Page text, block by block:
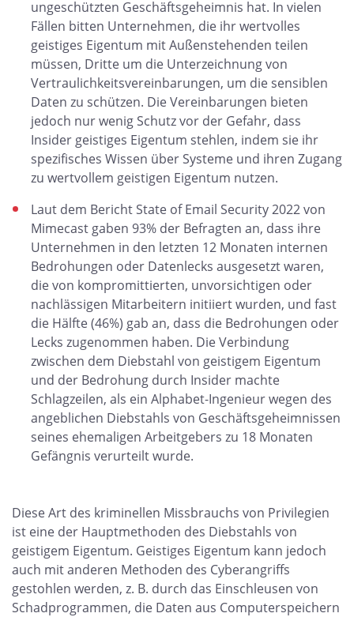
ungeschützten Geschäftsgeheimnis hat. In vielen
Fällen bitten Unternehmen, die ihr wertvolles
geistiges Eigentum mit Außenstehenden teilen
müssen, Dritte um die Unterzeichnung von
Vertraulichkeitsvereinbarungen, um die sensiblen
Daten zu schützen. Die Vereinbarungen bieten
jedoch nur wenig Schutz vor der Gefahr, dass
Insider geistiges Eigentum stehlen, indem sie ihr
spezifisches Wissen über Systeme und ihren Zugang
zu wertvollem geistigen Eigentum nutzen.
Laut dem Bericht State of Email Security 2022 von
Mimecast gaben 93% der Befragten an, dass ihre
Unternehmen in den letzten 12 Monaten internen
Bedrohungen oder Datenlecks ausgesetzt waren,
die von kompromittierten, unvorsichtigen oder
nachlässigen Mitarbeitern initiiert wurden, und fast
die Hälfte (46%) gab an, dass die Bedrohungen oder
Lecks zugenommen haben. Die Verbindung
zwischen dem Diebstahl von geistigem Eigentum
und der Bedrohung durch Insider machte
Schlagzeilen, als ein Alphabet-Ingenieur wegen des
angeblichen Diebstahls von Geschäftsgeheimnissen
seines ehemaligen Arbeitgebers zu 18 Monaten
Gefängnis verurteilt wurde.
Diese Art des kriminellen Missbrauchs von Privilegien
ist eine der Hauptmethoden des Diebstahls von
geistigem Eigentum. Geistiges Eigentum kann jedoch
auch mit anderen Methoden des Cyberangriffs
gestohlen werden, z. B. durch das Einschleusen von
Schadprogrammen, die Daten aus Computerspeichern